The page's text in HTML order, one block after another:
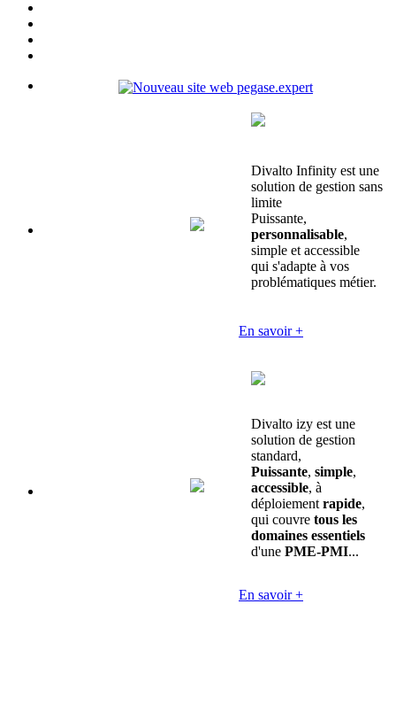
Divalto Infinity est une
solution de gestion sans
limite
Puissante,
personnalisable,
simple et accessible
qui s'adapte à vos
problématiques métier.
En savoir +
Divalto izy est une
solution de gestion
standard,
Puissante, simple,
accessible, à
déploiement rapide,
qui couvre tous les
domaines essentiels
d'une PME-PMI...
En savoir +